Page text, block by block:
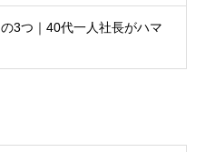
3つ｜40代一人社長がハマ